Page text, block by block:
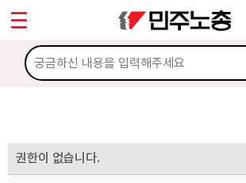
권한이 없습니다.
마이페이지
소개
노동상담